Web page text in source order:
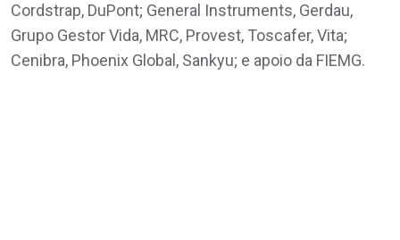
Cordstrap, DuPont; General Instruments, Gerdau,
Grupo Gestor Vida, MRC, Provest, Toscafer, Vita;
Cenibra, Phoenix Global, Sankyu; e apoio da FIEMG.